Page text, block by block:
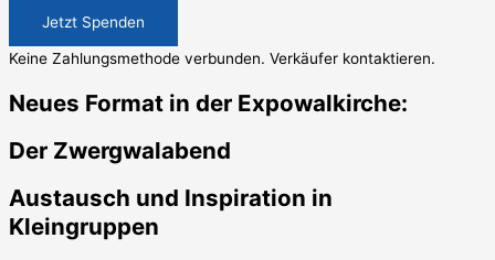
Jetzt Spenden
Keine Zahlungsmethode verbunden. Verkäufer kontaktieren.
Neues Format in der Expowalkirche:
Der Zwergwalabend
Austausch und Inspiration in
Kleingruppen